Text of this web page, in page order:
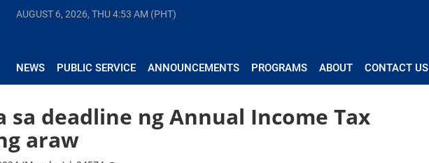
AUGUST 6, 2026, THU4:53 AM (PHT)
NEWS PUBLIC SERVICE ANNOUNCEMENTS PROGRAMS ABOUT CONTACT US
sa deadline ng Annual Income Tax
araw